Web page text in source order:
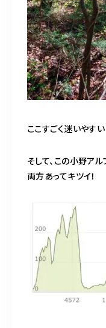
ここすごく迷いやすい
そして、この小野ア
両方あってキツイ！